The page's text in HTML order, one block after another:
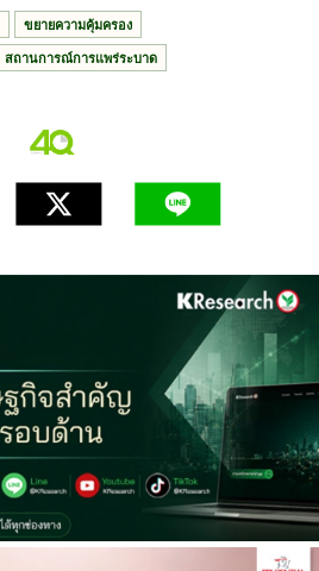
ขยายความคุ้มครอง
สถานการณ์การแพร่ระบาด